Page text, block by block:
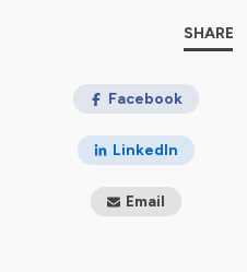
Hébergé par Ausha. Visitez
SHARE
Facebook
LinkedIn
Email